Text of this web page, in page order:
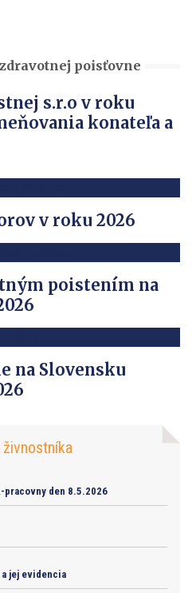
poisťovne
s.r.o v roku
konateľa a
v roku 2026
poistením na
na Slovensku
den 8.5.2026
jej evidencia